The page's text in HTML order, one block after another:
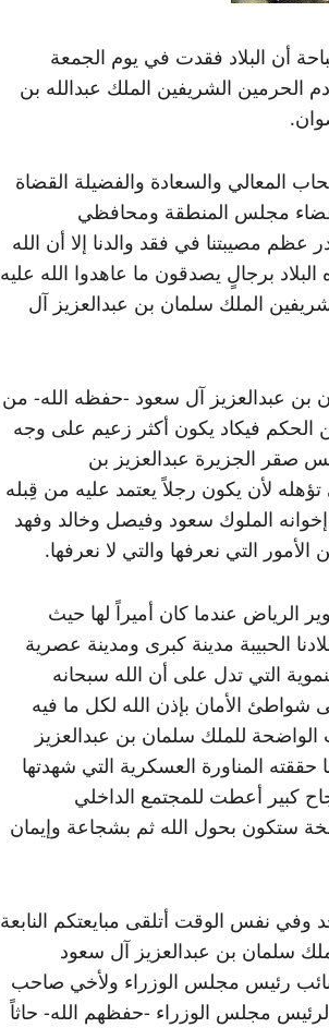
أن البلاد فقدت في يوم الجمعة
الحرمين الشريفين الملك عبدالله بن
المعالي والسعادة والفضيلة القضاة
مجلس المنطقة ومحافظي
مصيبتنا في فقد والدنا إلا أن الله
برجالٍ يصدقون ما عاهدوا الله عليه
الملك سلمان بن عبدالعزيز آل
بن عبدالعزيز آل سعود -حفظه الله- من
فيكاد يكون أكثر زعيم على وجه
صقر الجزيرة عبدالعزيز بن
لأن يكون رجلاً يعتمد عليه من قِبله
الملوك سعود وفيصل وخالد وفهد
التي نعرفها والتي لا نعرفها.
الرياض عندما كان أميراً لها حيث
الحبيبة مدينة كبرى ومدينة عصرية
التي تدل على أن الله سبحانه
شواطئ الأمان بإذن الله لكل ما فيه
للملك سلمان بن عبدالعزيز
المناورة العسكرية التي شهدتها
كبير أعطت للمجتمع الداخلي
ستكون بحول الله ثم بشجاعة وإيمان
وفي نفس الوقت أتلقى مبايعتكم النابعة
سلمان بن عبدالعزيز آل سعود
رئيس مجلس الوزراء ولأخي صاحب
لرئيس مجلس الوزراء -حفظهم الله- حاثاً